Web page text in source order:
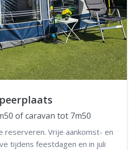
of caravan tot 7m50
reserveren. Vrije aankomst- en
tijdens feestdagen en in juli